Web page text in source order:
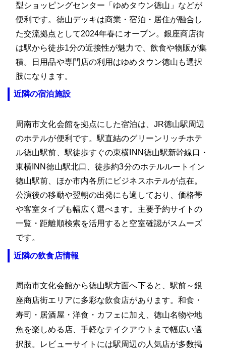
型ショッピングセンター「ゆめタウン徳山」などが
便利です。徳山デッキは商業・宿泊・居住が融合し
た交流拠点として2024年春にオープン。銀座商店街
は駅から徒歩1分の近接性が魅力で、飲食や物販が集
積。日用品や専門店の利用はゆめタウン徳山も選択
肢になります。
近隣の宿泊施設
周南市文化会館を拠点にした宿泊は、JR徳山駅周辺
のホテルが便利です。駅直結のグリーンリッチホテ
ル徳山駅前、駅徒歩すぐの東横INN徳山駅新幹線口・
東横INN徳山駅北口、徒歩約3分のホテルルートイン
徳山駅前、ほか市内各所にビジネスホテルが点在。
公演後の移動や翌朝の出発にも適しており、価格帯
や客室タイプも幅広く選べます。主要予約サイトの
一覧・距離順検索を活用すると空室確認がスムーズ
です。
近隣の飲食店情報
周南市文化会館から徳山駅方面へ下ると、駅前～銀
座商店街エリアに多彩な飲食店があります。和食・
寿司・居酒屋・洋食・カフェに加え、徳山名物や地
魚を楽しめる店、手軽なテイクアウトまで幅広い選
択肢。レビューサイトには駅周辺の人気店が多数掲